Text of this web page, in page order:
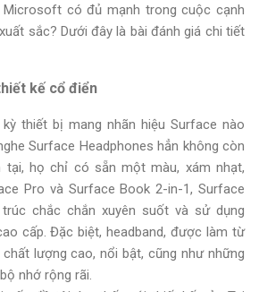
có đủ mạnh trong cuộc cạnh
sắc? Dưới đây là bài đánh giá chi tiết
kế cổ điển
thiết bị mang nhãn hiệu Surface nào
Surface Headphones hẳn không còn
tại, họ chỉ có sẵn một màu, xám nhạt,
Pro và Surface Book 2-in-1, Surface
chắc chắn xuyên suốt và sử dụng
cấp. Đặc biệt, headband, được làm từ
lượng cao, nổi bật, cũng như những
nhớ rộng rãi.